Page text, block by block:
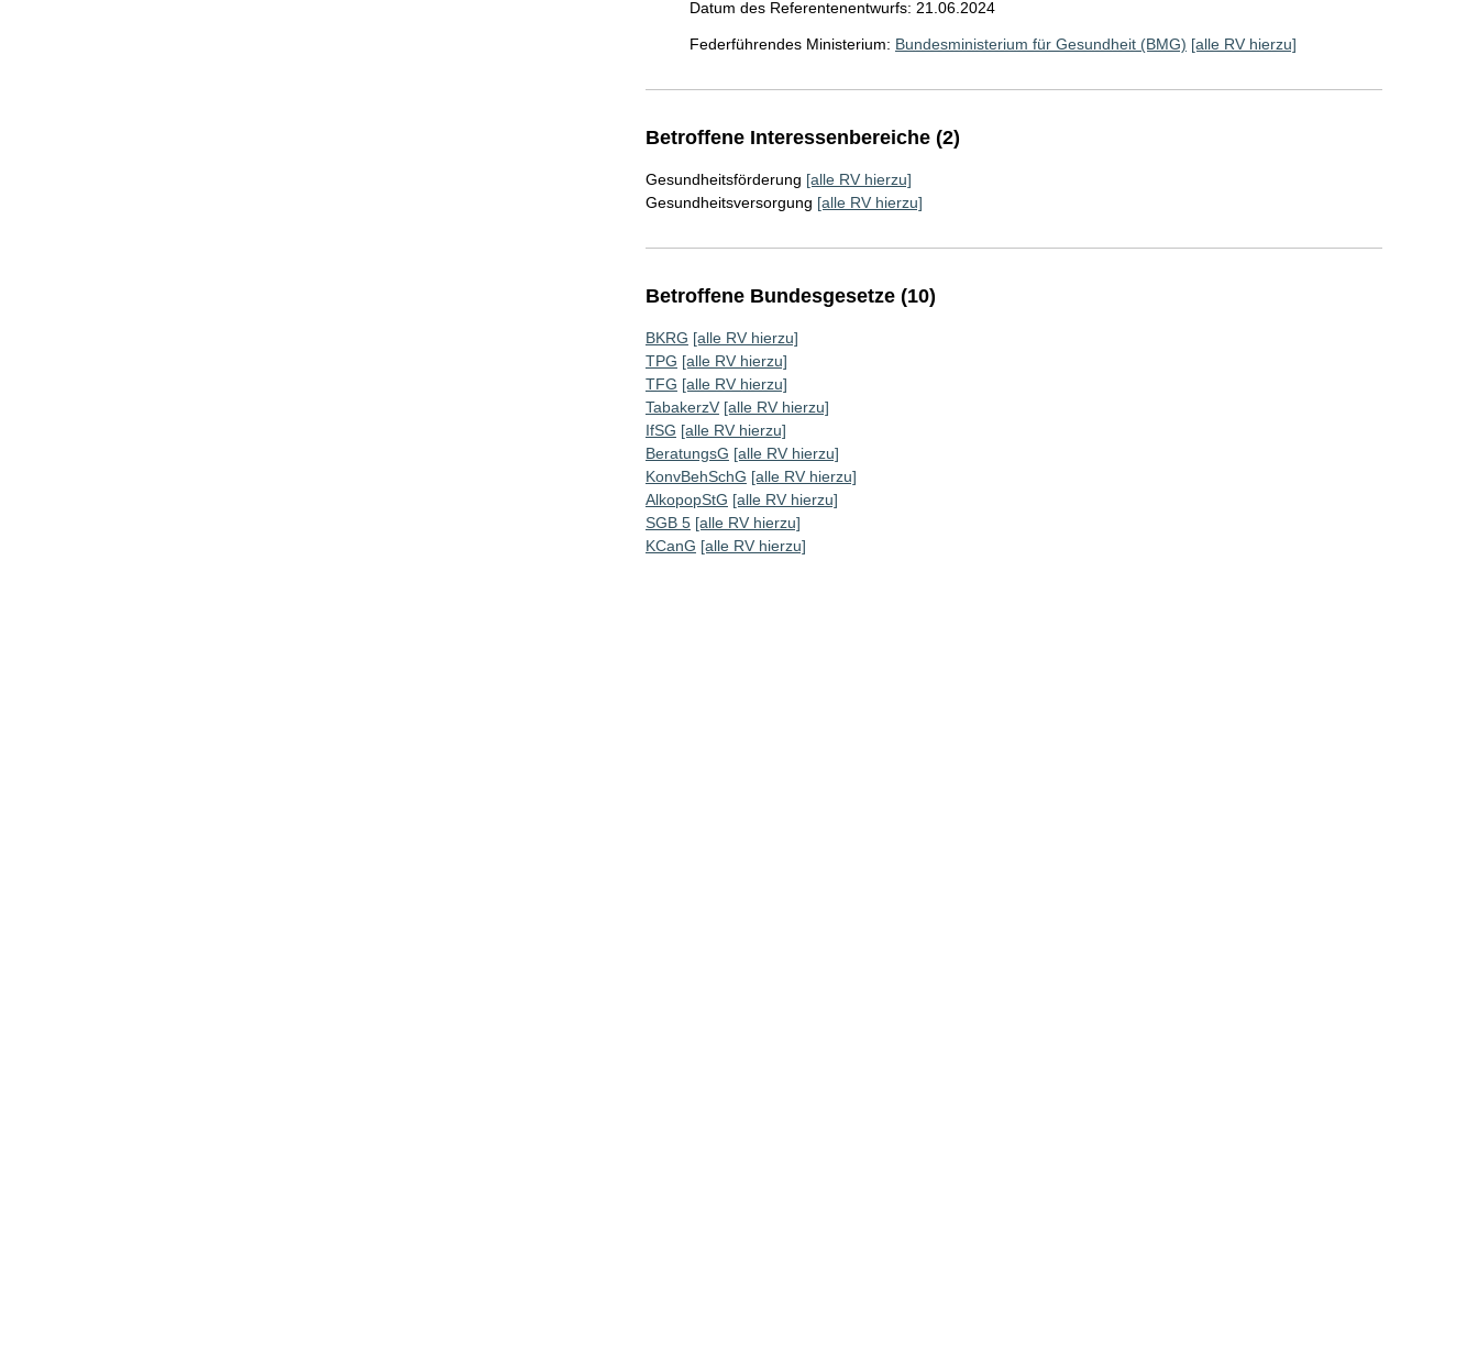
Datum des Referentenentwurfs: 21.06.2024
Federführendes Ministerium: Bundesministerium für Gesundheit (BMG) [alle RV hierzu]
Betroffene Interessenbereiche (2)
Gesundheitsförderung [alle RV hierzu]
Gesundheitsversorgung [alle RV hierzu]
Betroffene Bundesgesetze (10)
BKRG [alle RV hierzu]
TPG [alle RV hierzu]
TFG [alle RV hierzu]
TabakerzV [alle RV hierzu]
IfSG [alle RV hierzu]
BeratungsG [alle RV hierzu]
KonvBehSchG [alle RV hierzu]
AlkopopStG [alle RV hierzu]
SGB 5 [alle RV hierzu]
KCanG [alle RV hierzu]